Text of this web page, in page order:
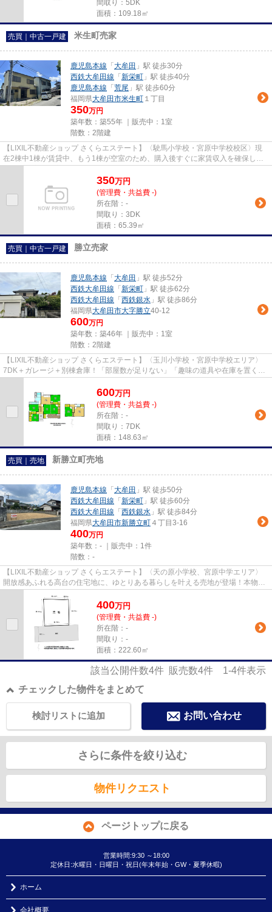
間取り：5DK
面積：109.18㎡
売買｜中古一戸建 米生町売家
鹿児島本線 「 大牟田 」駅 徒歩30分
西鉄大牟田線 「 新栄町 」駅 徒歩40分
鹿児島本線 「 荒尾 」駅 徒歩60分
福岡県大牟田市米生町 １丁目
350万円
築年数：築55年 ｜販売中： 1室
階数：2階建
【LIXIL不動産ショップ さくらエステート】〈駛馬小学校・宮原中学校校区〉現
在2棟中1棟が賃貸中、もう1棟が空室のため、購入後すぐに家賃収入を確保しな
350万円
(管理費・共益費 -)
所在階：-
間取り：3DK
面積：65.39㎡
売買｜中古一戸建 勝立売家
鹿児島本線 「 大牟田 」駅 徒歩52分
西鉄大牟田線 「 新栄町 」駅 徒歩62分
西鉄大牟田線 「 西鉄銀水 」駅 徒歩86分
福岡県大牟田市大字勝立40-12
600万円
築年数：築46年 ｜販売中： 1室
階数：2階建
【LIXIL不動産ショップ さくらエステート】〈玉川小学校・宮原中学校エリア〉
7DK＋ガレージ＋別棟倉庫！「部屋数が足りない」「趣味の道具や在庫を置く場
600万円
(管理費・共益費 -)
所在階：-
間取り：7DK
面積：148.63㎡
売買｜売地 新勝立町売地
鹿児島本線 「 大牟田 」駅 徒歩50分
西鉄大牟田線 「 新栄町 」駅 徒歩60分
西鉄大牟田線 「 西鉄銀水 」駅 徒歩84分
福岡県大牟田市新勝立町 ４丁目3-16
400万円
築年数：- ｜販売中： 1件
階数：-
【LIXIL不動産ショップ さくらエステート】〈天の原小学校、宮原中学エリア〉
開放感あふれる高台の住宅地に、ゆとりある暮らしを叶える売地が登場！本物件
400万円
(管理費・共益費 -)
所在階：-
間取り：-
面積：222.60㎡
該当公開件数4件 販売数4件 1-4件表示
チェックした物件をまとめて
お問い合わせ
検討リストに追加
さらに条件を絞り込む
物件リクエスト
ページトップに戻る
営業時間:9:30 ～18:00
定休日:水曜日・日曜日・祝日(年末年始・GW・夏季休暇)
ホーム
会社概要